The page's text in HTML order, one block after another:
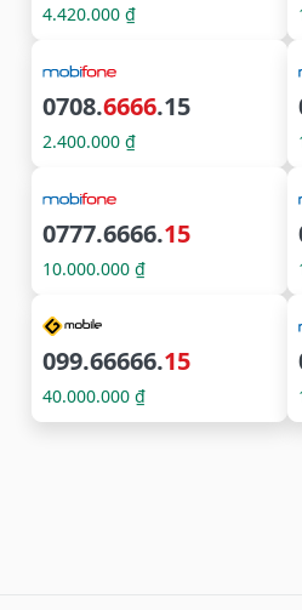
4.420.000 ₫
0708.6666.15
2.400.000 ₫
0777.6666.15
10.000.000 ₫
099.66666.15
40.000.000 ₫